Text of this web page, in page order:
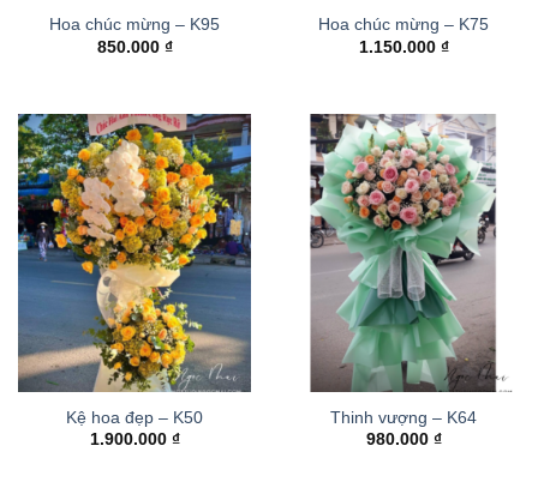
Hoa chúc mừng – K95
850.000 ₫
Hoa chúc mừng – K75
1.150.000 ₫
Kệ hoa đẹp – K50
1.900.000 ₫
Thinh vượng – K64
980.000 ₫